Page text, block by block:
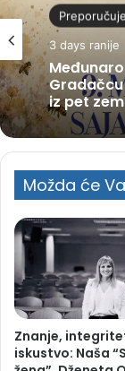
3 days ranije
iz pet
Možda će
Znanje,
iskustvo: Naša